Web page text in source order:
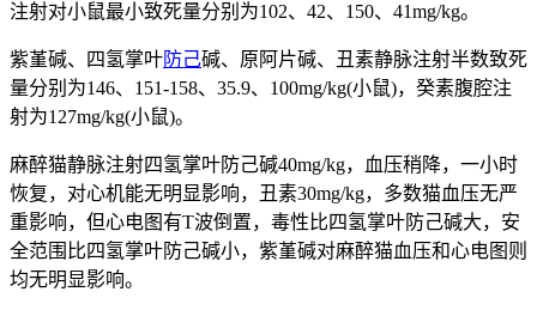
注射对小鼠最小致死量分别为102、42、150、41mg/kg。
紫堇碱、四氢掌叶防己碱、原阿片碱、丑素静脉注射半数致死
量分别为146、151-158、35.9、100mg/kg(小鼠)，癸素腹腔注
射为127mg/kg(小鼠)。
麻醉猫静脉注射四氢掌叶防己碱40mg/kg，血压稍降，一小时
恢复，对心机能无明显影响，丑素30mg/kg，多数猫血压无严
重影响，但心电图有T波倒置，毒性比四氢掌叶防己碱大，安
全范围比四氢掌叶防己碱小，紫堇碱对麻醉猫血压和心电图则
均无明显影响。